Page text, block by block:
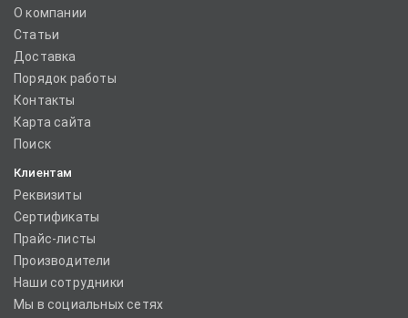
О компании
Статьи
Доставка
Порядок работы
Контакты
Карта сайта
Поиск
Клиентам
Реквизиты
Сертификаты
Прайс-листы
Производители
Наши сотрудники
Мы в социальных сетях